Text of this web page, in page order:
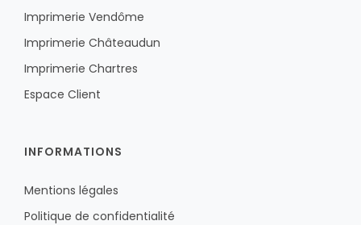
Imprimerie Vendôme
Imprimerie Châteaudun
Imprimerie Chartres
Espace Client
INFORMATIONS
Mentions légales
Politique de confidentialité